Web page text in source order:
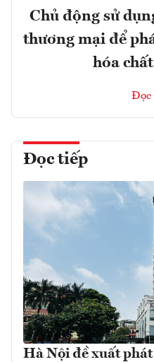
Chủ động sử
thương mại để
hóa
Đọc
Đọc tiếp
Hà Nội đề xuất phát